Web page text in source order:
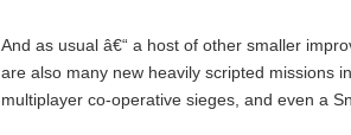
And as usual â€“ a host of other smaller
are also many new heavily scripted missions
multiplayer co-operative sieges, and even a